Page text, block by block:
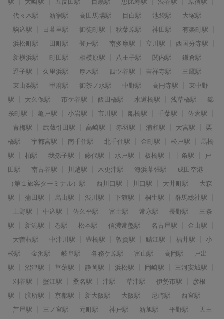
代々木駅
新宿駅 高田馬場駅 目白駅 池袋駅
大塚駅
駒込駅
日暮里駅 御徒町駅 秋葉原駅 神田駅
有楽町駅
浜松町駅
田町駅 登戸駅 南多摩駅 立川駅
西国分寺駅
新横浜駅
町田駅 相模原駅 八王子駅 関内駅
鎌倉駅
逗子駅
久里浜駅 厚木駅 四ツ谷駅 吉祥寺駅
三鷹駅
東山梨駅
甲府駅 御茶ノ水駅 中野駅 高円寺駅
東中野
駅
大久保駅 市ケ谷駅 飯田橋駅 水道橋駅 浅草橋駅
錦
糸町駅
亀戸駅 小岩駅 市川駅 船橋駅 千葉駅
佐倉駅
青梅駅
武蔵引田駅 高崎駅 赤羽駅 浦和駅 大宮駅
栗
橋駅
宇都宮駅 南千住駅 北千住駅 金町駅 松戸駅
馬橋
駅
柏駅 我孫子駅 藤代駅 水戸駅 板橋駅 十条駅
戸
田駅
南古谷駅 川越駅 木更津駅 海浜幕張駅
成田空港
（第１旅客ターミナル）駅
西川口駅 川口駅 大井町駅
大森
駅
蒲田駅 烏山駅 渋川駅 下館駅 桐生駅
群馬総社駅
上野駅
中込駅 佐久平駅 富士駅 常永駅 長野駅
三条
駅
新潟駅 巻駅 松本駅 信濃常盤駅 名古屋駅
金山駅
大曽根駅
中津川駅 豊橋駅 敦賀駅 鯖江駅 福井駅
小
松駅
金沢駅 岐阜駅 各務ケ原駅 富山駅 高岡駅
戸出
駅
沼津駅 草薙駅 静岡駅 浜松駅 岡崎駅
三河安城駅
刈谷駅
蟹江駅 桑名駅 津駅 草津駅 伊勢市駅
彦根
駅
膳所駅 京都駅 新大阪駅 大阪駅 尼崎駅
西宮駅
芦屋駅
三ノ宮駅 元町駅 神戸駅 新旭駅 平野駅
天王